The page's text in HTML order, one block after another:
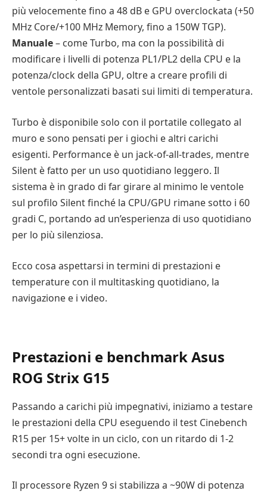
più velocemente fino a 48 dB e GPU overclockata (+50
MHz Core/+100 MHz Memory, fino a 150W TGP).
Manuale– come Turbo, ma con la possibilità di
modificare i livelli di potenza PL1/PL2 della CPU e la
potenza/clock della GPU, oltre a creare profili di
ventole personalizzati basati sui limiti di temperatura.
Turbo è disponibile solo con il portatile collegato al
muro e sono pensati per i giochi e altri carichi
esigenti. Performance è un jack-of-all-trades, mentre
Silent è fatto per un uso quotidiano leggero. Il
sistema è in grado di far girare al minimo le ventole
sul profilo Silent finché la CPU/GPU rimane sotto i 60
gradi C, portando ad un’esperienza di uso quotidiano
per lo più silenziosa.
Ecco cosa aspettarsi in termini di prestazioni e
temperature con il multitasking quotidiano, la
navigazione e i video.
Prestazioni e benchmark Asus
ROG Strix G15
Passando a carichi più impegnativi, iniziamo a testare
le prestazioni della CPU eseguendo il test Cinebench
R15 per 15+ volte in un ciclo, con un ritardo di 1-2
secondi tra ogni esecuzione.
Il processore Ryzen 9 si stabilizza a ~90W di potenza